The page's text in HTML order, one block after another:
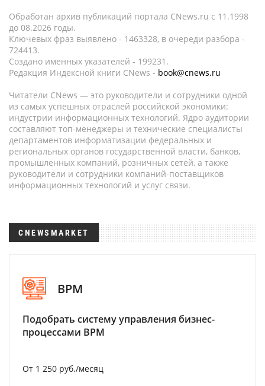
Обработан архив публикаций портала CNews.ru c 11.1998
до 08.2026 годы.
Ключевых фраз выявлено - 1463328, в очереди разбора -
724413.
Создано именных указателей - 199231.
Редакция Индексной книги CNews - book@cnews.ru
Читатели CNews — это руководители и сотрудники одной
из самых успешных отраслей российской экономики:
индустрии информационных технологий. Ядро аудитории
составляют топ-менеджеры и технические специалисты
департаментов информатизации федеральных и
региональных органов государственной власти, банков,
промышленных компаний, розничных сетей, а также
руководители и сотрудники компаний-поставщиков
информационных технологий и услуг связи.
CNEWSMARKET
BPM
Подобрать систему управления бизнес-
процессами BPM
От 1 250 руб./месяц